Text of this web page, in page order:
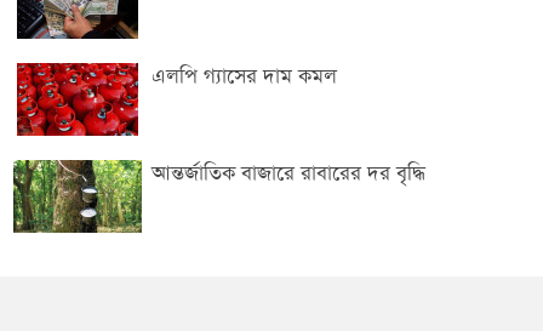
এলপি গ্যাসের দাম কমল
আন্তর্জাতিক বাজারে রাবারের দর বৃদ্ধি